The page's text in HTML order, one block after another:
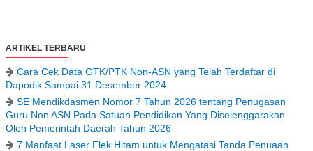
ARTIKEL TERBARU
Cara Cek Data GTK/PTK Non-ASN yang Telah Terdaftar di
Dapodik Sampai 31 Desember 2024
SE Mendikdasmen Nomor 7 Tahun 2026 tentang Penugasan
Guru Non ASN Pada Satuan Pendidikan Yang Diselenggarakan
Oleh Pemerintah Daerah Tahun 2026
7 Manfaat Laser Flek Hitam untuk Mengatasi Tanda Penuaan